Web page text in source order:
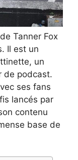
Tanner Fox
Il est un
un
de podcast.
ses fans
lancés par
contenu
base de